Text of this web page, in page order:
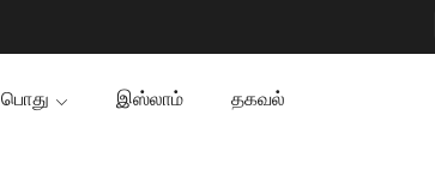
பொது இஸ்லாம் தகவல்